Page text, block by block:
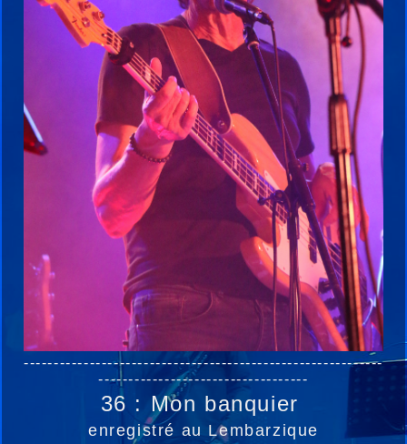
------------------------------------------------------------
-----------------------------------
36 : Mon banquier
enregistré au Lembarzique